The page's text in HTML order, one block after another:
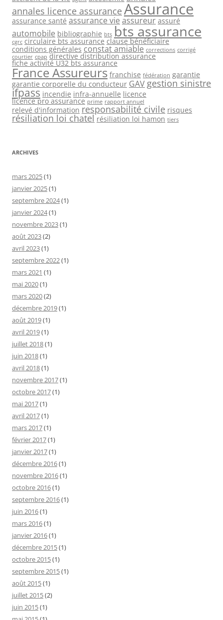
annales licence assurance Assurance
assurance santé assurance vie assureur assuré
automobile bibliographie bts bts assurance
cgrc circulaire bts assurance clause bénéficiaire
conditions générales constat amiable corrections corrigé
courtier cpap directive distribution assurance
fiche activité U32 bts assurance
France Assureurs franchise fédération garantie
garantie corporelle du conducteur GAV gestion sinistre
ifpass incendie infra-annuelle licence
licence pro assurance prime rapport annuel
relevé d'information responsabilité civile risques
résiliation loi chatel résiliation loi hamon tiers
ARCHIVES
mars 2025(1)
janvier 2025(1)
septembre 2024(1)
janvier 2024(1)
novembre 2023(1)
août 2023(2)
avril 2023(1)
septembre 2022(1)
mars 2021 (1)
mai 2020(1)
mars 2020(2)
décembre 2019(1)
août 2019(1)
avril 2019(1)
juillet 2018(1)
juin 2018(1)
avril 2018(1)
novembre 2017(1)
octobre 2017(1)
mai 2017(1)
avril 2017(1)
mars 2017(1)
février 2017(1)
janvier 2017(1)
décembre 2016(1)
novembre 2016(1)
octobre 2016(1)
septembre 2016(1)
juin 2016(1)
mars 2016(1)
janvier 2016(1)
décembre 2015(1)
octobre 2015(1)
septembre 2015(1)
août 2015(1)
juillet 2015(2)
juin 2015(1)